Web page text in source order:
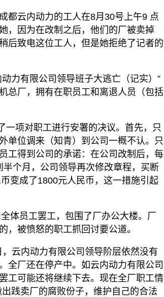
都云内动力的工人在8月30号上午9 点
，因为在改制之后，他们的厂被卖掉
后致电这位工人，但是她拒绝了记者的
力有限公司领导班子大逃亡（记实）”
总厂，拥有在职员工和离退人员（包括
一项对职工进行安署的决议。首先，只
单位调来（知青）到公司一概不认。只
工得到公司的承诺：在公司改制后，每
个月，公司领导再次修改章程，买断
变成了1800元人民币，这一措施引起
体员工罢工，包围了厂办公大楼。厂
，被愤怒的职工抓回讨要公道。
云内动力有限公司领导阶层依然没有
全厂还在停产中。如云内动力有限公司
工可能还将继续下去。现在全厂职工情
践卖厂的腐败份子，维护自己的合法